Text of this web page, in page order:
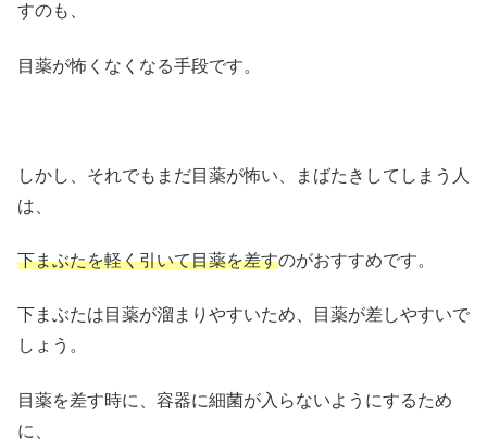
すのも、
目薬が怖くなくなる手段です。
しかし、それでもまだ目薬が怖い、まばたきしてしまう人
は、
下まぶたを軽く引いて目薬を差すのがおすすめです。
下まぶたは目薬が溜まりやすいため、目薬が差しやすいで
しょう。
目薬を差す時に、容器に細菌が入らないようにするため
に、